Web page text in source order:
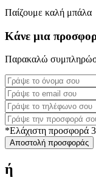
Παίζουμε καλή μπάλα
Κάνε μια
Παρακαλώ
*Ελάχιστη προσφορά
Αποστολή προσφοράς
ή